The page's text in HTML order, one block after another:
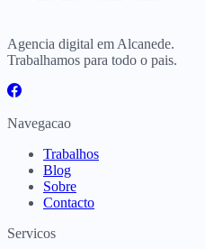
Agencia digital em Alcanede.
Trabalhamos para todo o pais.
Navegacao
Trabalhos
Blog
Sobre
Contacto
Servicos